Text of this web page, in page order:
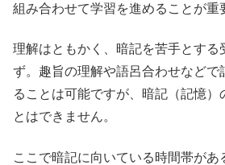
組み合わせて学習を進めることが重
理解はともかく、暗記を苦手とする
ず。趣旨の理解や語呂合わせなどで
ることは可能ですが、暗記（記憶）
とはできません。
ここで暗記に向いている時間帯があ